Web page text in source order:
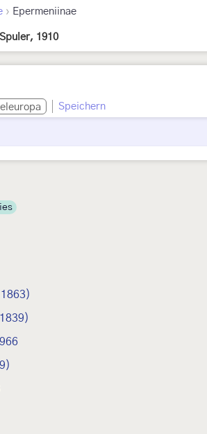
› Epermeniinae
Spuler, 1910
Speichern